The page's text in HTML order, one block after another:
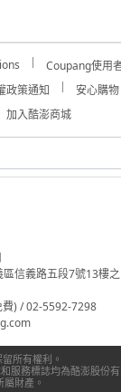
Coupang使用
政策通知 安心購物
加入酷澎商城
信義路五段7號13樓之
) / 02-5592-7298
所有權利。
服務標誌均為酷澎股份
財產。